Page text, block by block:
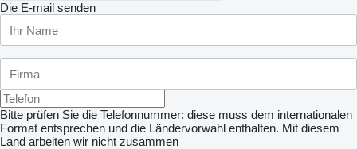
Die E-mail senden
Bitte prüfen Sie die Telefonnummer: diese muss dem internationalen
Format entsprechen und die Ländervorwahl enthalten. Mit diesem
Land arbeiten wir nicht zusammen